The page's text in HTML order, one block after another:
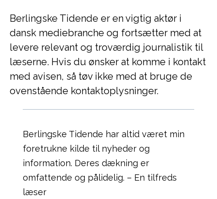
Berlingske Tidende er en vigtig aktør i
dansk mediebranche og fortsætter med at
levere relevant og troværdig journalistik til
læserne. Hvis du ønsker at komme i kontakt
med avisen, så tøv ikke med at bruge de
ovenstående kontaktoplysninger.
Berlingske Tidende har altid været min
foretrukne kilde til nyheder og
information. Deres dækning er
omfattende og pålidelig. – En tilfreds
læser